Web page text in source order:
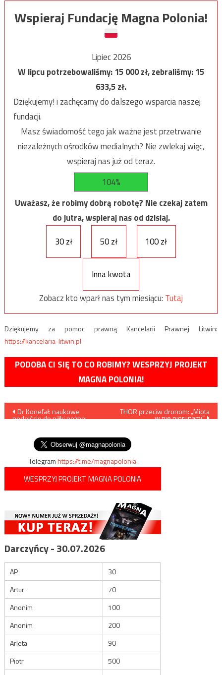
Wspieraj Fundację Magna Polonia!
Lipiec 2026
W lipcu potrzebowaliśmy:15 000zł, zebraliśmy:15
633,5zł.
Dziękujemy! i zachęcamy do dalszego wsparcia naszej
fundacji.
Masz świadomość tego jak ważne jest przetrwanie
niezależnych ośrodków medialnych? Nie zwlekaj więc,
wspieraj nas już od teraz.
104%
Uważasz, że robimy dobrą robotę? Nie czekaj zatem
do jutra, wspieraj nas od dzisiaj.
30 zł
50 zł 100 zł
Inna kwota
Zobacz kto wparł nas tym miesiącu: Tutaj
Dziękujemy za pomoc prawną Kancelarii Prawnej Litwin:
https://kancelaria-litwin.pl
PODOBA CI SIĘ TO CO ROBIMY? WESPRZYJ PROJEKT
MAGNA POLONIA!
Nawigacja
Dr Konefał: naukowe
podejście do piłki nożnej
THOR przeciw dronom: „Miota
w nie piorunami”
Telegramhttps://t.me/magnapolonia
WESPRZYJ PROJEKT MAGNA POLONIA
Darczyńcy - 30.07.2026
AP
30
Artur
70
Anonim
100
Anonim
200
Arleta
90
Piotr
500